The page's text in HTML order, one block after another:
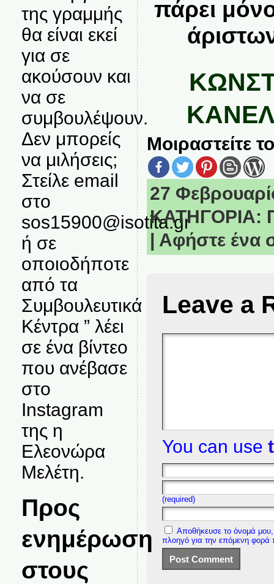
της γραμμής
θα είναι εκεί
για σε
ακούσουν και
να σε
συμβουλέψουν.
Δεν μπορείς
να μιλήσεις;
Στείλε email
στο
sos15900@isotita.gr
ή σε
οποιοδήποτε
από τα
Συμβουλευτικά
Κέντρα ” λέει
σε ένα βίντεο
που ανέβασε
στο
Instagram
της η
Ελεονώρα
Μελέτη.
Προς
ενημέρωση
στους
πάρει
Μοιραστείτε
27
ΚΑΤΗΓΟΡΙΑ:
Αφήστε ένα
Leave a
You can use
(required)
Αποθήκευσε το όνομά μου,
πλοηγό για την επόμενη